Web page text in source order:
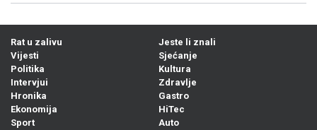
Rat u zalivu
Vijesti
Politika
Intervjui
Hronika
Ekonomija
Sport
Jeste li znali
Sjećanje
Kultura
Zdravlje
Gastro
HiTec
Auto